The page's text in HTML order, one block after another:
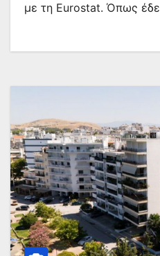
με τη Eurostat. Όπως